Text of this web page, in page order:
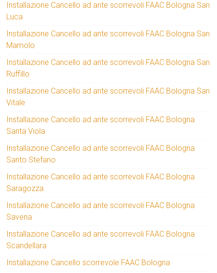
Installazione Cancello ad ante scorrevoli FAAC Bologna San
Luca
Installazione Cancello ad ante scorrevoli FAAC Bologna San
Mamolo
Installazione Cancello ad ante scorrevoli FAAC Bologna San
Ruffillo
Installazione Cancello ad ante scorrevoli FAAC Bologna San
Vitale
Installazione Cancello ad ante scorrevoli FAAC Bologna
Santa Viola
Installazione Cancello ad ante scorrevoli FAAC Bologna
Santo Stefano
Installazione Cancello ad ante scorrevoli FAAC Bologna
Saragozza
Installazione Cancello ad ante scorrevoli FAAC Bologna
Savena
Installazione Cancello ad ante scorrevoli FAAC Bologna
Scandellara
Installazione Cancello scorrevole FAAC Bologna